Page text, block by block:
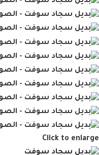
Click to enlarge